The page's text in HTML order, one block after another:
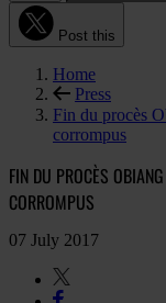
Post this
Home
Press
Fin du procès
corrompus
FIN DU PROCÈS
CORROMPUS
07 July 2017